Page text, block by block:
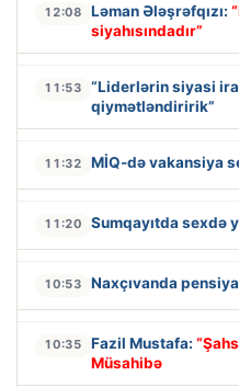
12:08 Ləman Ələşrəfqızı:
siyahısındadır”
11:53
“Liderlərin siyasi
qiymətləndiririk”
11:32 MİQ-də vakansiya
11:20 Sumqayıtda sexdə
10:53 Naxçıvanda
10:35 Fazil Mustafa:
Müsahibə